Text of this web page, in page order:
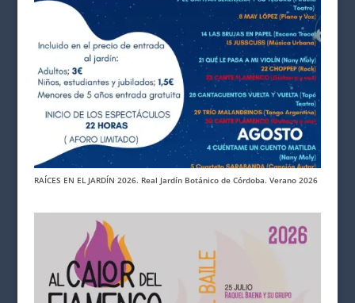
RAÍCES EN EL JARDÍN 2026. Real Jardín Botánico de Córdoba. Verano 2026